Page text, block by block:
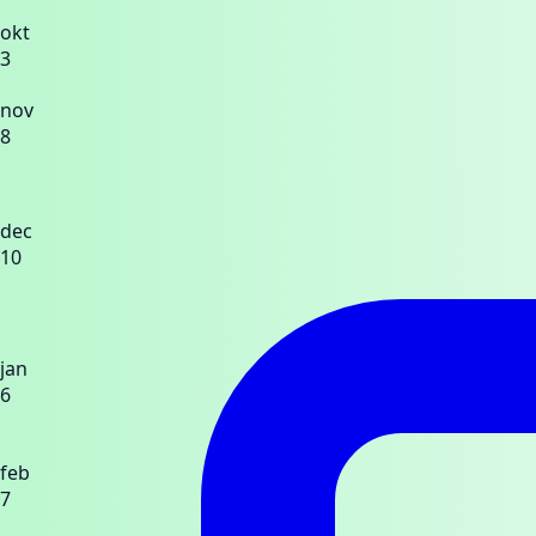
okt
3
nov
8
dec
10
jan
6
feb
7